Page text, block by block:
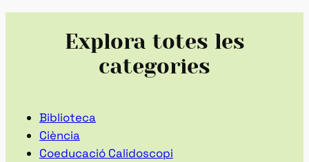
Explora totes les
categories
Biblioteca
Ciència
Coeducació Calidoscopi